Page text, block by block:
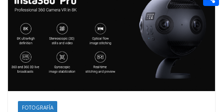
FOTOGRAFÍA
n
a
r